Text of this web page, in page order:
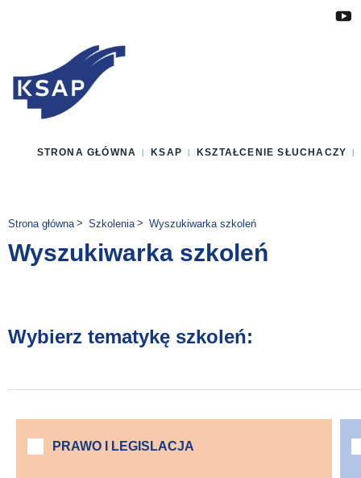
STRONA GŁÓWNA KSAP KSZTAŁCENIE SŁUCHACZY
Jesteś tutaj:
Strona główna Szkolenia Wyszukiwarka szkoleń
Wyszukiwarka szkoleń
Wybierz tematykę szkoleń:
PRAWO I LEGISLACJA